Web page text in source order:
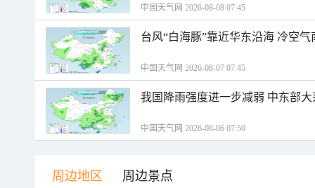
中国天气网 2026-08-08 07:45
台风“白海豚”靠近华东沿海 冷空
中国天气网 2026-08-07 07:45
我国降雨强度进一步减弱 中东部
中国天气网 2026-08-06 07:50
周边地区 周边景点